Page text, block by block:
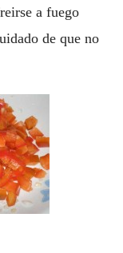
a fuego
de que no